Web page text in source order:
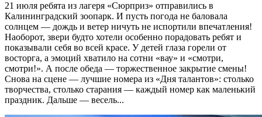
21 июля ребята из лагеря «Сюрприз» отправились в
Калининградский зоопарк. И пусть погода не баловала
солнцем — дождь и ветер ничуть не испортили впечатления!
Наоборот, звери будто хотели особенно порадовать ребят и
показывали себя во всей красе. У детей глаза горели от
восторга, а эмоций хватило на сотни «вау» и «смотри,
смотри!». А после обеда — торжественное закрытие смены!
Снова на сцене — лучшие номера из «Дня талантов»: столько
творчества, столько старания — каждый номер как маленький
праздник. Дальше — весель...